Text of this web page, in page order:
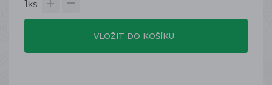
1ks
VLOŽIT DO KOŠÍKU